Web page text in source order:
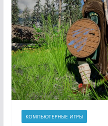
КОМПЬЮТЕРНЫЕ ИГРЫ